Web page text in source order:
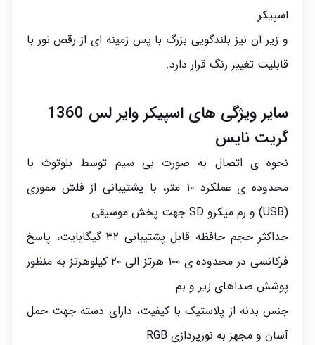
اسپیکر
و زیر آن نیز بلندگویی بزرگ با پس زمینه ای از رقص نور با
قابلیت تغییر رنگ قرار دارد.
سایر ویژگی های اسپیکر وایر لس 1360
گریت نایس
نحوه ی اتصال به صورت بی سیم توسط بلوتوث با
محدوده ی عملکرد ۱۰ متر، با پشتیبانی از فلش مموری
(USB) و رم میکرو SD جهت پخش موسیقی
حداکثر حجم حافظه قابل پشتیبانی ۳۲ گیگابایت، پاسخ
فرکانسی در محدوده ی ۱۰۰ هرتز الی ۲۰ کیلوهرتز به منظور
پوشش صداهای زیر و بم
جنس بدنه از پلاستیک با کیفیت، دارای دسته جهت حمل
آسان و مجهز به نورپردازی RGB